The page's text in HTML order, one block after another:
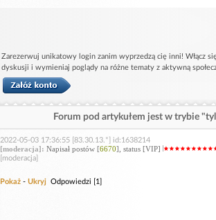
Zarezerwuj unikatowy login zanim wyprzedzą cię inni! Włącz
dyskusji i wymieniaj poglądy na różne tematy z aktywną
Forum pod artykułem jest w trybie
2022-05-03 17:36:55 [83.30.13.*] id:1638214
[moderacja]: Napisał postów [6670], status [VIP]
[moderacja]
Pokaż - Ukryj Odpowiedzi [1]